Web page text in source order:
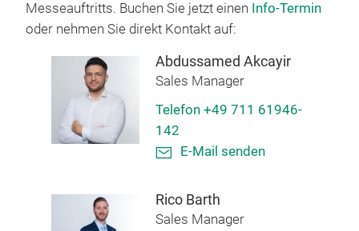
Messeauftritts. Buchen Sie jetzt einen Info-Termin
oder nehmen Sie direkt Kontakt auf:
Abdussamed Akcayir
Sales Manager
Telefon +49 711 61946-
142
E-Mail senden
Rico Barth
Sales Manager